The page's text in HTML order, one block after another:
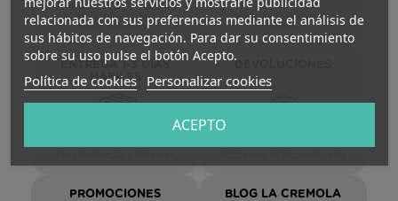
relacionada con sus preferencias mediante el análisis de
sus hábitos de navegación. Para dar su consentimiento
sobre su uso pulse el botón Acepto.
Política de cookies Personalizar cookies
ACEPTO
Península >59€ / Asturias
>29€ (inferior a 5kg/L
peso/volumen)
Autorizada para venta
online
ENTREGA 1-3 DÍAS
HÁBILES
PROMOCIONES BLOG LA CREMOLA